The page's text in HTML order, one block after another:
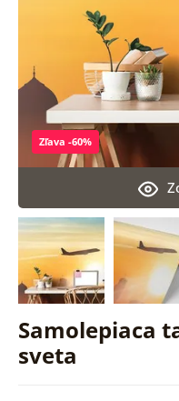
Samolepiaca
sveta
Zľava -60%